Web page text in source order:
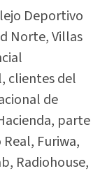
Deportivo
Norte, Villas
clientes del
de
parte
Furiwa,
Radiohouse,